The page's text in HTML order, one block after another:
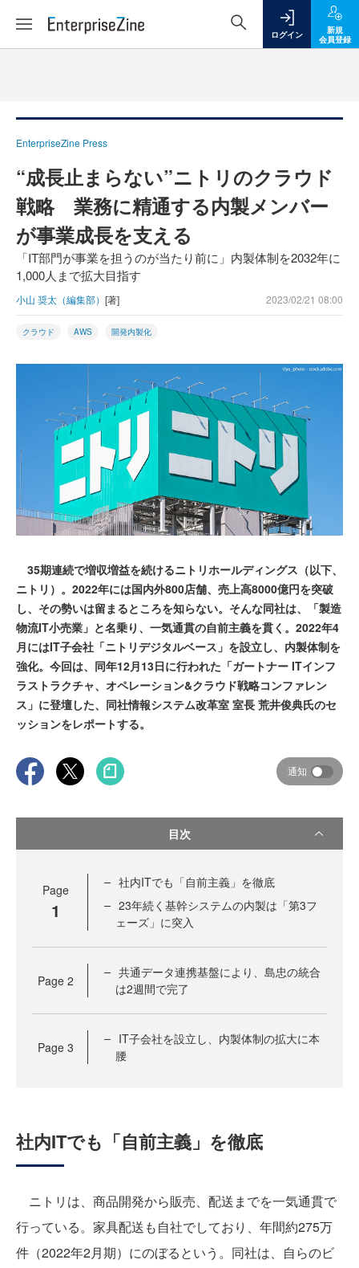
ログイン
新規
会員登録
EnterpriseZine Press
“成長止まらない”ニトリのクラウド
戦略 業務に精通する内製メンバー
が事業成長を支える
「IT部門が事業を担うのが当たり前に」内製体制を2032年に
1,000人まで拡大目指す
小山 奨太（編集部） [著] 2023/02/21 08:00
クラウド AWS 開発内製化
35期連続で増収増益を続けるニトリホールディングス（以下、
ニトリ）。2022年には国内外800店舗、売上高8000億円を突破
し、その勢いは留まるところを知らない。そんな同社は、「製造
物流IT⼩売業」と名乗り、一気通貫の自前主義を貫く。2022年4
月にはIT子会社「ニトリデジタルベース」を設立し、内製体制を
強化。今回は、同年12月13日に行われた「ガートナー ITインフ
ラストラクチャ、オペレーション&クラウド戦略コンファレン
ス」に登壇した、同社情報システム改⾰室 室⻑ 荒井俊典氏のセ
ッションをレポートする。
通知
目次
Page
1
社内ITでも「自前主義」を徹底
23年続く基幹システムの内製は「第3フ
ェーズ」に突入
Page 2
共通データ連携基盤により、島忠の統合
は2週間で完了
Page 3
IT子会社を設立し、内製体制の拡大に本
腰
社内ITでも「自前主義」を徹底
ニトリは、商品開発から販売、配送までを一気通貫で
行っている。家具配送も自社でしており、年間約275万
件（2022年2月期）にのぼるという。同社は、自らのビ